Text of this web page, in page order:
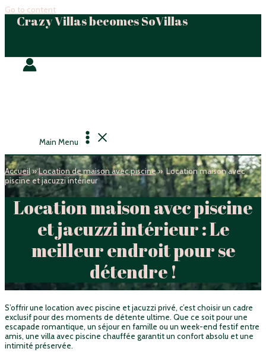
Go to content
Crazy Villas becomes SoVillas
Main Menu
Accueil»Location de maison avec piscine»Location maison avec
piscine et jacuzzi intérieur
Location maison avec piscine
et jacuzzi intérieur : Le
meilleur endroit pour se
détendre !
S’offrir une location avec piscine et jacuzzi privé, c’est choisir un cadre
exclusif pour des moments de détente ultime. Que ce soit pour une
escapade romantique, un séjour en famille ou un week-end festif entre
amis, une villa avec piscine chauffée garantit un confort absolu et une
intimité préservée.